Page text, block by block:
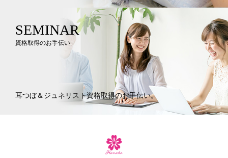
SEMINAR
資格取得のお手伝い
耳つぼ＆ジュネリスト資格取得のお手伝い。